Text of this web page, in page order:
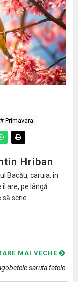
# Primavara
Hriban
Bacău, caruia, în
are, pe lângă
scrie.
MAI VECHE
saruta fetele